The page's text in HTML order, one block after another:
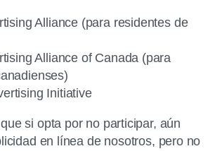
Alliance (para residentes de
Alliance of Canada (para
Initiative
si opta por no participar, aún
en línea de nosotros, pero no